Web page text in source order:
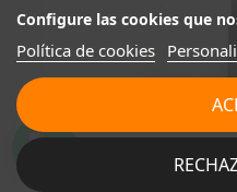
MANDO ELEVALUNAS
83545TGGF110BLK
Configure las cookies que
Política de cookies